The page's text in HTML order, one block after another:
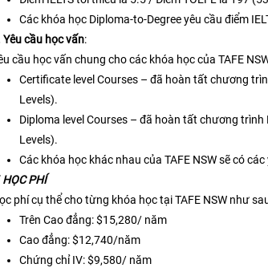
Các khóa học Diploma-to-Degree yêu cầu điểm
Yêu cầu học vấn:
cầu học vấn chung cho các khóa học của TAFE
Certificate level Courses – đã hoàn tất chương
Levels).
Diploma level Courses – đã hoàn tất chương trình
Levels).
Các khóa học khác nhau của TAFE NSW sẽ có
HỌC PHÍ
phí cụ thể cho từng khóa học tại TAFE NSW như
Trên Cao đẳng: $15,280/ năm
Cao đẳng: $12,740/năm
Chứng chỉ IV: $9,580/ năm